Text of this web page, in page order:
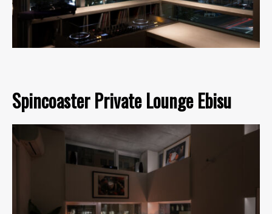
Spincoaster Private Lounge Ebisu